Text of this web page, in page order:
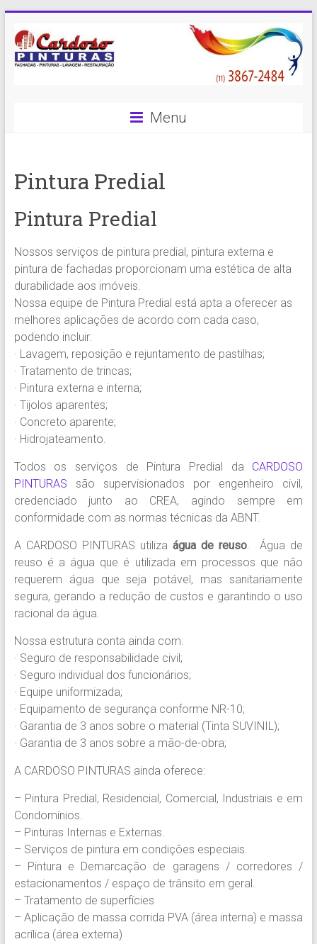
content
Predial
com
qualidade
e
é
com
a
Cardoso
Pinturas.
Experiência
em
Pintura
Predial
em
prédios
comerciais,
residenciais
e
condomínios.
Menu
Pintura Predial
Pintura Predial
Nossos serviços de pintura predial, pintura externa e
pintura de fachadas proporcionam uma estética de alta
durabilidade aos imóveis.
Nossa equipe de Pintura Predial está apta a oferecer as
melhores aplicações de acordo com cada caso,
podendo incluir:
· Lavagem, reposição e rejuntamento de pastilhas;
· Tratamento de trincas;
· Pintura externa e interna;
· Tijolos aparentes;
· Concreto aparente;
· Hidrojateamento.
Todos os serviços de Pintura Predial da CARDOSO
PINTURAS são supervisionados por engenheiro civil,
credenciado junto ao CREA, agindo sempre em
conformidade com as normas técnicas da ABNT.
A CARDOSO PINTURAS utiliza água de reuso . Água de
reuso é a água que é utilizada em processos que não
requerem água que seja potável, mas sanitariamente
segura, gerando a redução de custos e garantindo o uso
racional da água.
Nossa estrutura conta ainda com:
· Seguro de responsabilidade civil;
· Seguro individual dos funcionários;
· Equipe uniformizada;
· Equipamento de segurança conforme NR-10;
· Garantia de 3 anos sobre o material (Tinta SUVINIL);
· Garantia de 3 anos sobre a mão-de-obra;
A CARDOSO PINTURAS ainda oferece:
– Pintura Predial, Residencial, Comercial, Industriais e em
Condomínios.
– Pinturas Internas e Externas.
– Serviços de pintura em condições especiais.
– Pintura e Demarcação de garagens / corredores /
estacionamentos / espaço de trânsito em geral.
– Tratamento de superfícies
– Aplicação de massa corrida PVA (área interna) e massa
acrílica (área externa)